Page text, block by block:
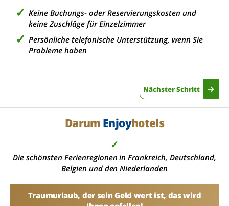
Keine Buchungs- oder Reservierungskosten und
keine Zuschläge für Einzelzimmer
Persönliche telefonische Unterstützung, wenn Sie
Probleme haben
Nächster Schritt
Darum Enjoyhotels
✓
Die schönsten Ferienregionen in Frankreich, Deutschland,
Belgien und den Niederlanden
Traumurlaub, der sein Geld wert ist, das wird